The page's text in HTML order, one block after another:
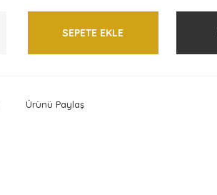
SEPETE EKLE
Ürünü Paylaş